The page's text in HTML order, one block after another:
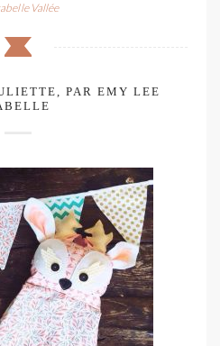
Vallée
PAR EMY LEE